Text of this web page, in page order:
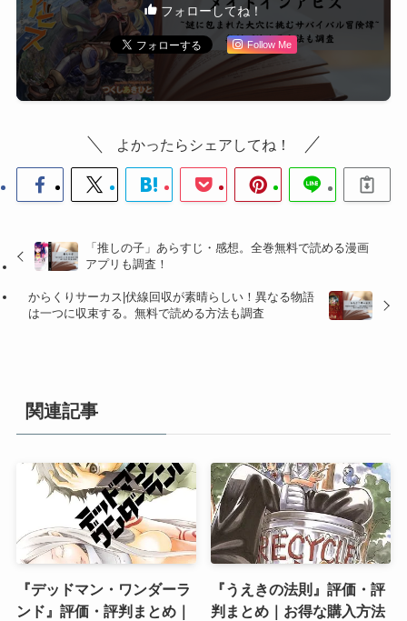
フォローしてね！
Follow Me
よかったらシェアしてね！
「推しの子」あらすじ・感想。全巻無料で読める漫画
アプリも調査！
からくりサーカス|伏線回収が素晴らしい！異なる物語
は一つに収束する。無料で読める方法も調査
関連記事
『デッドマン・ワンダーラ
ンド』評価・評判まとめ｜
『うえきの法則』評価・評
判まとめ｜お得な購入方法